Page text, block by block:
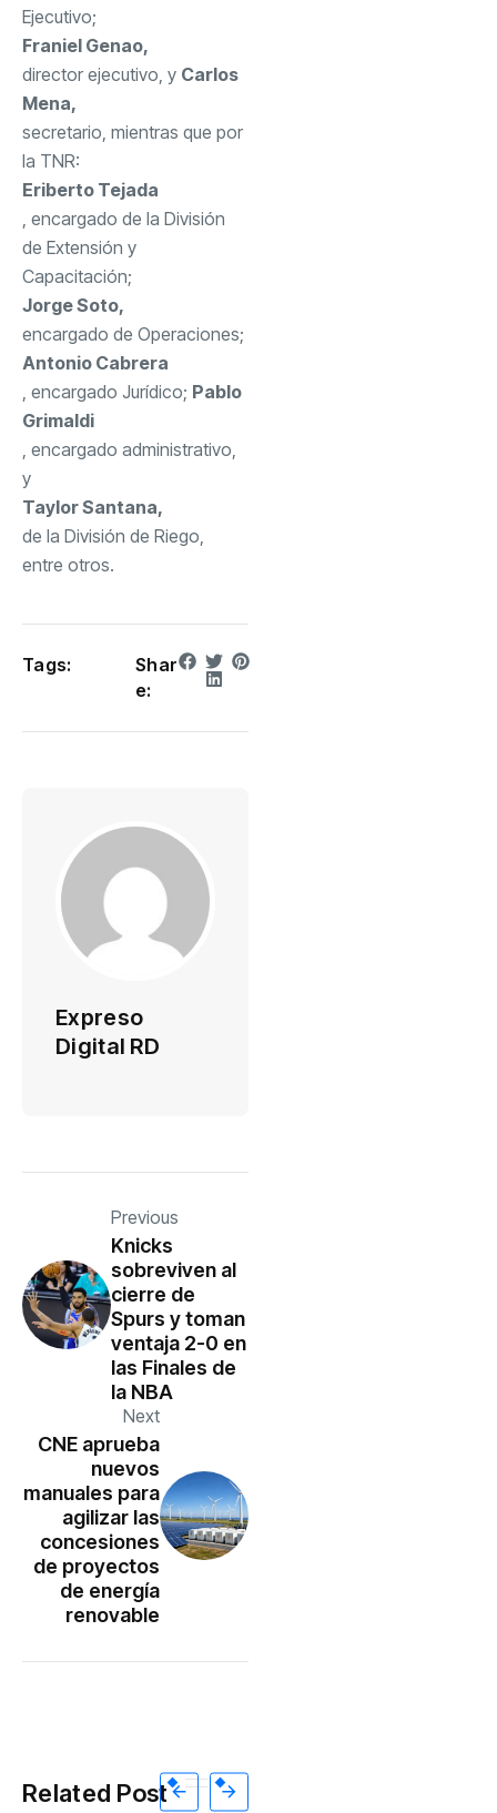
Ejecutivo;
Franiel Genao,
director ejecutivo, y Carlos
Mena,
secretario, mientras que por
la TNR:
Eriberto Tejada
, encargado de la División
de Extensión y
Capacitación;
Jorge Soto,
encargado de Operaciones;
Antonio Cabrera
, encargado Jurídico; Pablo
Grimaldi
, encargado administrativo,
y
Taylor Santana,
de la División de Riego,
entre otros.
Tags:
Shar
e:
Expreso
Digital RD
Previous
Knicks
sobreviven al
cierre de
Spurs y toman
ventaja 2-0 en
las Finales de
la NBA
Next
CNE aprueba
nuevos
manuales para
agilizar las
concesiones
de proyectos
de energía
renovable
Related Post